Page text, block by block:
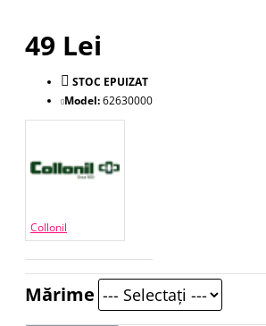
49 Lei
STOC EPUIZAT
Model:62630000
Collonil
Mărime